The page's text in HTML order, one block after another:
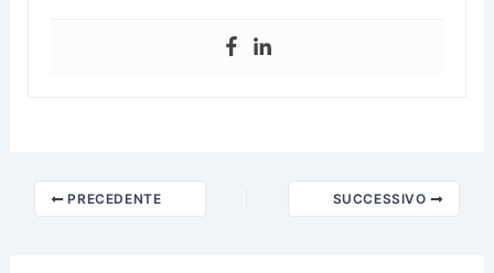
PRECEDENTE SUCCESSIVO